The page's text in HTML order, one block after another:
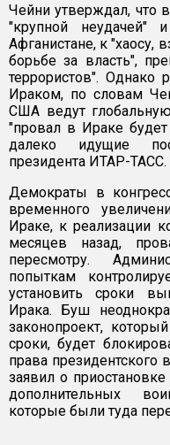
Чейни утверждал, что
"крупной
Афганистане, к
борьбе за власть",
террористов". Однако
Ираком, по словам
США ведут
"провал в Ираке
далеко идущие
президента ИТАР-ТАСС.
Демократы в
временного
Ираке, к реализации
месяцев назад,
пересмотру.
попыткам
установить сроки
Ирака. Буш
законопроект,
сроки, будет
права
заявил о
дополнительных
которые были туда